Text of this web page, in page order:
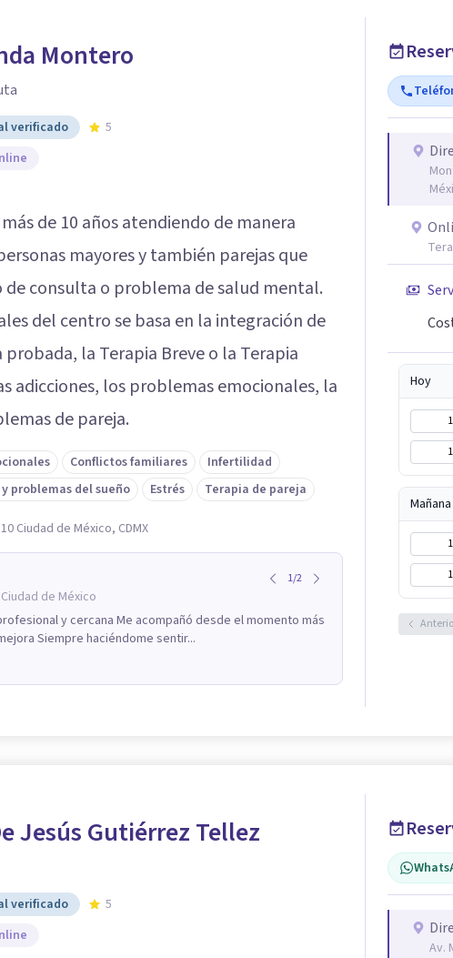
Montero
verificado
5
de 10 años atendiendo de manera
mayores y también parejas que
consulta o problema de salud mental.
del centro se basa en la integración de
la Terapia Breve o la Terapia
adicciones, los problemas emocionales, la
de pareja.
Conflictos familiares
Infertilidad
problemas del sueño Estrés Terapia de pareja
Ciudad de México, CDMX
1/2
Ciudad de México
y cercana Me acompañó desde el momento más
Siempre haciéndome sentir...
Hoy
Mañana
Jesús Gutiérrez Tellez
verificado
5
Av.